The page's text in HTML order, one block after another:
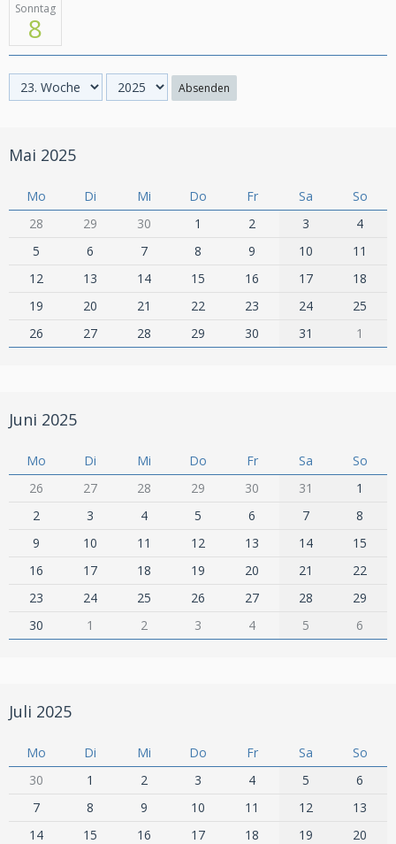
Sonntag
8
Absenden
Mai 2025
Mo Di Mi Do Fr Sa
So
28
29 30 1 2 3
4
5
6 7 8 9 10
11
12
13 14 15 16 17
18
19
20 21 22 23 24
25
26
27 28 29 30 31 1
Juni 2025
Mo Di Mi Do Fr Sa
So
26
27 28 29 30 31
1
2
3 4 5 6 7
8
9
10 11 12 13 14
15
16
17 18 19 20 21
22
23
24 25 26 27 28
29
30
1 2 3 4 5 6
Juli 2025
Mo Di Mi Do Fr Sa
So
30
1 2 3 4 5
6
7
8 9 10 11 12
13
14
15 16 17 18 19 20